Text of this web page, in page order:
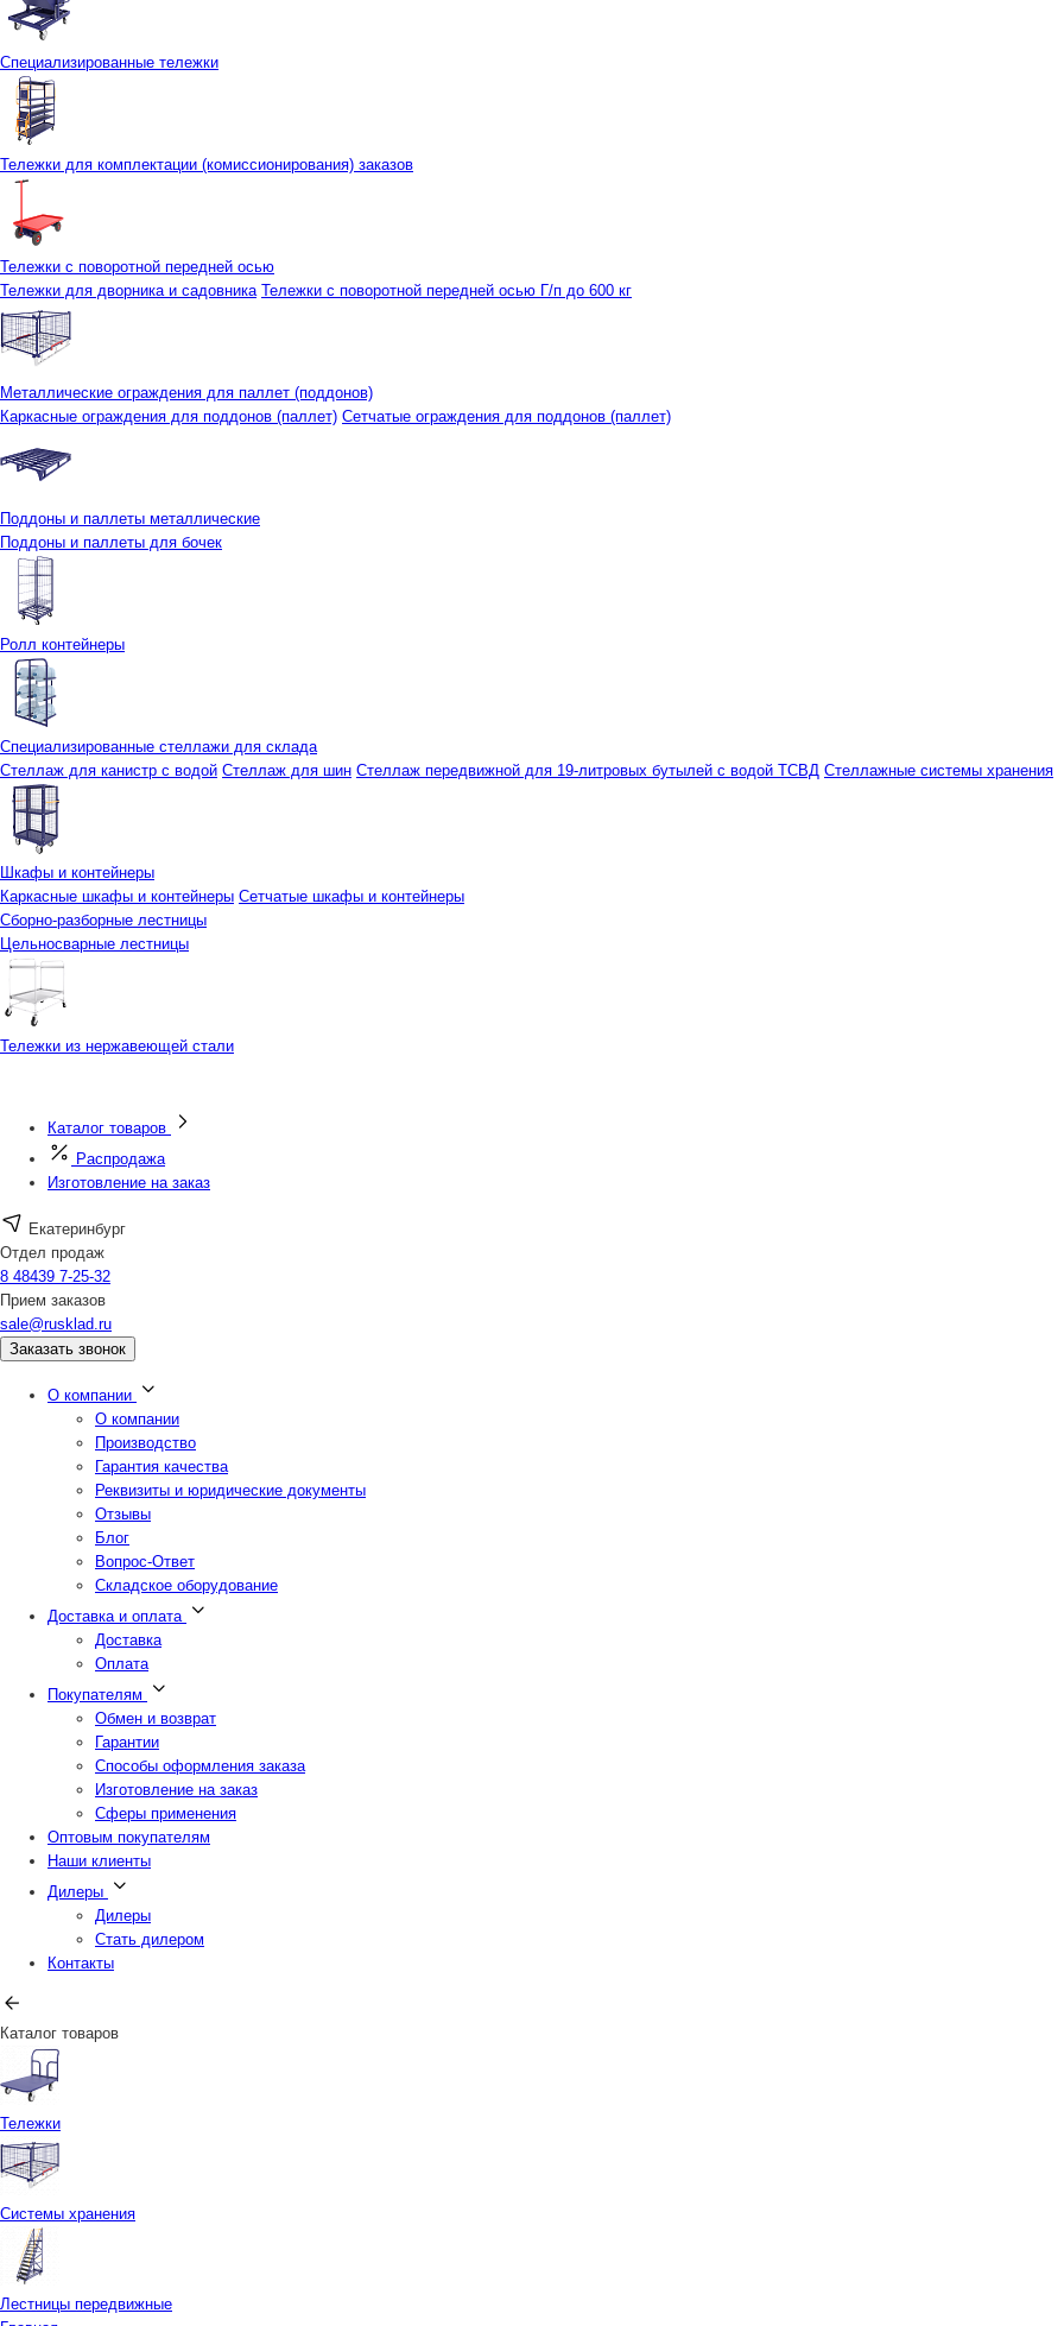
Специализированные тележки
Тележки для комплектации (комиссионирования) заказов
Тележки с поворотной передней осью
Тележки для дворника и садовника Тележки с поворотной передней осью Г/п до 600 кг
Металлические ограждения для паллет (поддонов)
Каркасные ограждения для поддонов (паллет) Сетчатые ограждения для поддонов (паллет)
Поддоны и паллеты металлические
Поддоны и паллеты для бочек
Ролл контейнеры
Специализированные стеллажи для склада
Стеллаж для канистр с водой Стеллаж для шин Стеллаж передвижной для 19-литровых бутылей с водой ТСВД Стеллажные системы хранения
Шкафы и контейнеры
Каркасные шкафы и контейнеры Сетчатые шкафы и контейнеры
Сборно-разборные лестницы
Цельносварные лестницы
Тележки из нержавеющей стали
Каталог товаров
Распродажа
Изготовление на заказ
Екатеринбург
Отдел продаж
8 48439 7-25-32
Прием заказов
sale@rusklad.ru
Заказать звонок
О компании
О компании
Производство
Гарантия качества
Реквизиты и юридические документы
Отзывы
Блог
Вопрос-Ответ
Складское оборудование
Доставка и оплата
Доставка
Оплата
Покупателям
Обмен и возврат
Гарантии
Способы оформления заказа
Изготовление на заказ
Сферы применения
Оптовым покупателям
Наши клиенты
Дилеры
Дилеры
Стать дилером
Контакты
Каталог товаров
Тележки
Системы хранения
Лестницы передвижные